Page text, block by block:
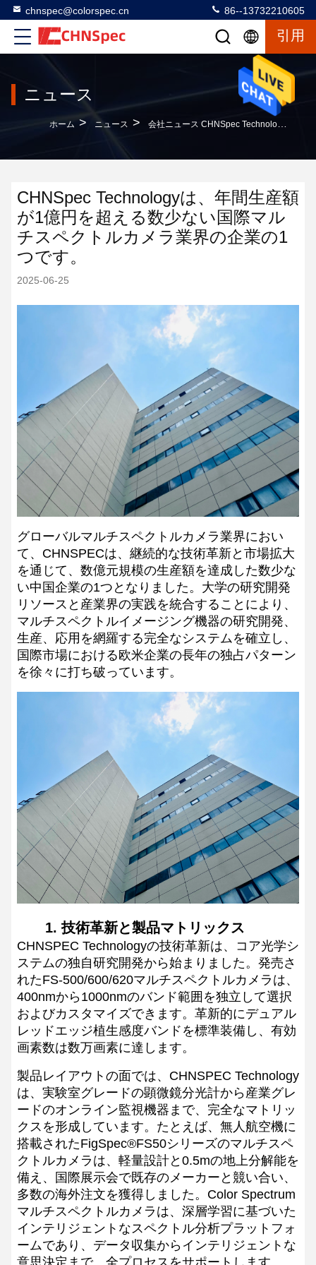
chnspec@colorspec.cn 86--13732210605
引用
ニュース
ホーム > ニュース > 会社ニュース CHNSpec Technologyは、年間生産額が1億円を超える数少ない国際マルチスペクトルカメラ業界の企業の1つです。
CHNSpec Technologyは、年間生産額
が1億円を超える数少ない国際マル
チスペクトルカメラ業界の企業の1
つです。
2025-06-25
グローバルマルチスペクトルカメラ業界におい
て、CHNSPECは、継続的な技術革新と市場拡大
を通じて、数億元規模の生産額を達成した数少な
い中国企業の1つとなりました。大学の研究開発
リソースと産業界の実践を統合することにより、
マルチスペクトルイメージング機器の研究開発、
生産、応用を網羅する完全なシステムを確立し、
国際市場における欧米企業の長年の独占パターン
を徐々に打ち破っています。
1. 技術革新と製品マトリックス
CHNSPEC Technologyの技術革新は、コア光学シ
ステムの独自研究開発から始まりました。発売さ
れたFS-500/600/620マルチスペクトルカメラは、
400nmから1000nmのバンド範囲を独立して選択
およびカスタマイズできます。革新的にデュアル
レッドエッジ植生感度バンドを標準装備し、有効
画素数は数万画素に達します。
製品レイアウトの面では、CHNSPEC Technology
は、実験室グレードの顕微鏡分光計から産業グレ
ードのオンライン監視機器まで、完全なマトリッ
クスを形成しています。たとえば、無人航空機に
搭載されたFigSpec®FS50シリーズのマルチスペ
クトルカメラは、軽量設計と0.5mの地上分解能を
備え、国際展示会で既存のメーカーと競い合い、
多数の海外注文を獲得しました。Color Spectrum
マルチスペクトルカメラは、深層学習に基づいた
インテリジェントなスペクトル分析プラットフォ
ームであり、データ収集からインテリジェントな
意思決定まで、全プロセスをサポートします。